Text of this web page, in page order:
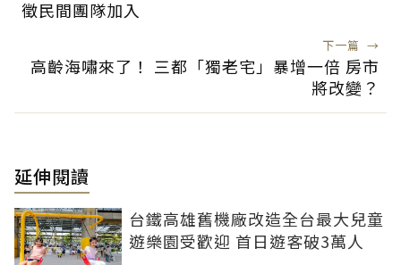
徵民間團隊加入
下一篇 →
高齡海嘯來了！ 三都「獨老宅」暴增一倍 房市
將改變？
延伸閱讀
台鐵高雄舊機廠改造全台最大兒童
遊樂園受歡迎 首日遊客破3萬人